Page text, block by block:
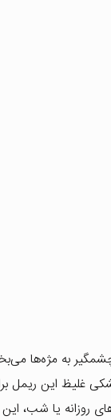
به مژه‌ها
این ریمل
روزانه یا شب،